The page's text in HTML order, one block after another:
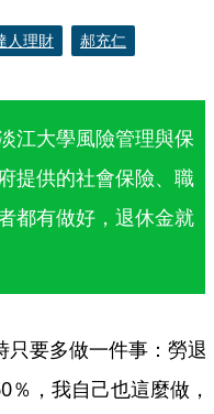
人理財 郝充仁
江大學風險管理與保
提供的社會保險、職
都有做好，退休金就
只要多做一件事：勞退
，我自己也這麼做，